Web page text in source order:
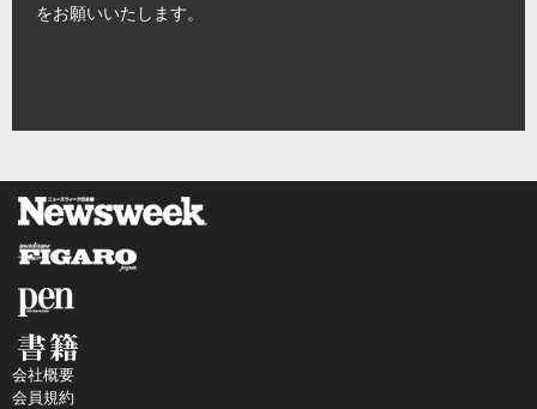
をお願いいたします。
会社概要
会員規約